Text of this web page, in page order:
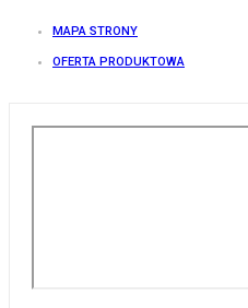
MAPA STRONY
OFERTA PRODUKTOWA